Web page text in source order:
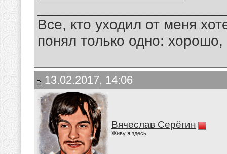
Все, кто уходил от меня
понял только одно:
13.02.2017, 14:06
Вячеслав Серёгин
Живу я здесь